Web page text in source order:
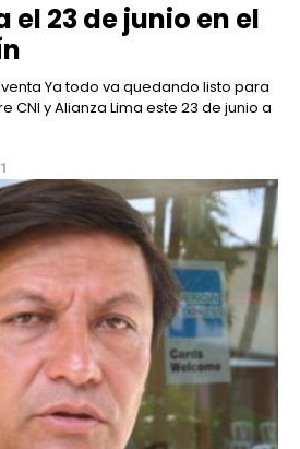
el 23 de junio en el
listo para
CNI y Alianza Lima este 23 de junio a